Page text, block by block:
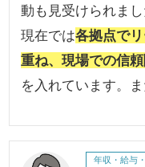
動も見受けられま
現在では各拠点で
重ね、現場での信
を入れています。
年収・給与